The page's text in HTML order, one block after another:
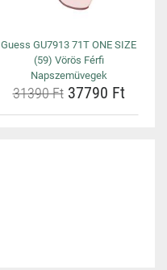
Guess GU7913 71T ONE SIZE
(59) Vörös Férfi
Napszemüvegek
31390 Ft37790 Ft